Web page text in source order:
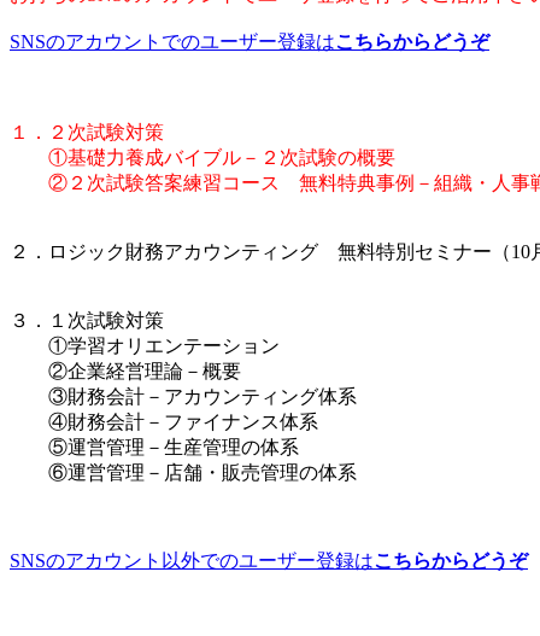
SNSのアカウントでのユーザー登録はこちらからどうぞ
１．２次試験対策
①基礎力養成バイブル－２次試験の概要
②２次試験答案練習コース 無料特典事例－組織・人事
２．ロジック財務アカウンティング 無料特別セミナー（10
３．１次試験対策
①学習オリエンテーション
②企業経営理論－概要
③財務会計－アカウンティング体系
④財務会計－ファイナンス体系
⑤運営管理－生産管理の体系
⑥運営管理－店舗・販売管理の体系
SNSのアカウント以外でのユーザー登録はこちらからどうぞ